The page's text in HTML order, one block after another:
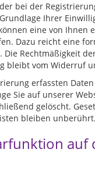
bei der
Ihrer
können eine von
Dazu reicht eine
Die Rechtmäßigkeit
bleibt vom Widerruf
erfassten
Sie auf unserer
gelöscht.
bleiben unberührt.
auf